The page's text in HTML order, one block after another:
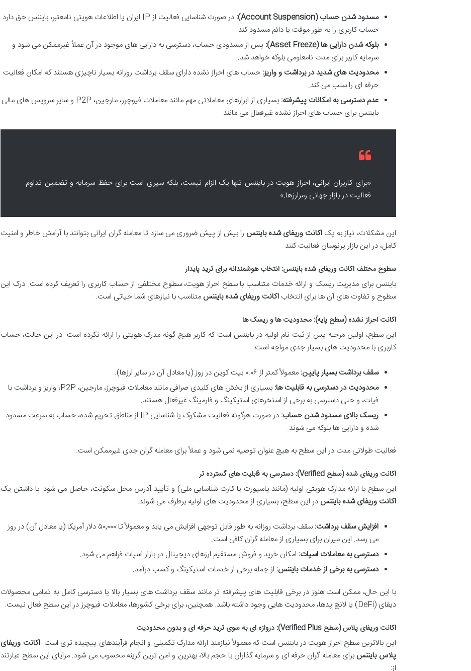
مسدود شدن حساب (Account Suspension):
در صورت شناسایی فعالیت از IP ایران یا اطلاعات هویتی نامعتبر، بایننس حق دارد
حساب کاربری را به طور موقت یا دائم مسدود کند.
بلوکه شدن دارایی ها (Asset Freeze):
پس از مسدودی حساب، دسترسی به دارایی های موجود در آن عملاً غیرممکن می شود و
سرمایه کاربر برای مدت نامعلومی بلوکه خواهد شد.
محدودیت های شدید در برداشت و واریز: حساب های احراز نشده دارای سقف برداشت روزانه بسیار ناچیزی هستند که امکان فعالیت
حرفه ای را سلب می کند.
عدم دسترسی به امکانات پیشرفته:
بسیاری از ابزارهای معاملاتی مهم مانند معاملات فیوچرز، مارجین، P2P و سایر سرویس های مالی
بایننس برای حساب های احراز نشده غیرفعال می مانند.
«برای کاربران ایرانی، احراز هویت در بایننس تنها یک الزام نیست، بلکه سپری است برای حفظ سرمایه و تضمین تداوم
فعالیت در بازار جهانی رمزارزها.»
این مشکلات، نیاز به یک اکانت وریفای شده بایننس را بیش از پیش ضروری می سازد تا معامله گران ایرانی بتوانند با آرامش خاطر و امنیت
کامل، در این بازار پرنوسان فعالیت کنند.
سطوح مختلف اکانت وریفای شده بایننس: انتخاب هوشمندانه برای ترید پایدار
بایننس برای مدیریت ریسک و ارائه خدمات متناسب با سطح احراز هویت، سطوح مختلفی از حساب کاربری را تعریف کرده است. درک این
سطوح و تفاوت های آن ها برای انتخاباکانت وریفای شده بایننس متناسب با نیازهای شما حیاتی است.
اکانت احراز نشده (سطح پایه): محدودیت ها و ریسک ها
این سطح، اولین مرحله پس از ثبت نام اولیه در بایننس است که کاربر هیچ گونه مدرک هویتی را ارائه نکرده است. در این حالت، حساب
کاربری با محدودیت های بسیار جدی مواجه است:
سقف برداشت بسیار پایین: معمولاً کمتر از ۰.۰۶ بیت کوین در روز (یا معادل آن در سایر ارزها).
محدودیت در دسترسی به قابلیت ها:
بسیاری از بخش های کلیدی صرافی مانند معاملات فیوچرز، مارجین، P2P، واریز و برداشت با
فیات، و حتی دسترسی به برخی از استخرهای استیکینگ و فارمینگ غیرفعال هستند.
ریسک بالای مسدود شدن حساب:
در صورت هرگونه فعالیت مشکوک یا شناسایی IP از مناطق تحریم شده، حساب به سرعت مسدود
شده و دارایی ها بلوکه می شوند.
فعالیت طولانی مدت در این سطح به هیچ عنوان توصیه نمی شود و عملاً برای معامله گران جدی غیرممکن است.
اکانت وریفای شده (سطح Verified): دسترسی به قابلیت های گسترده تر
این سطح با ارائه مدارک هویتی اولیه (مانند پاسپورت یا کارت شناسایی ملی) و تأیید آدرس محل سکونت، حاصل می شود. با داشتن یک
اکانت وریفای شده بایننس در این سطح، بسیاری از محدودیت های اولیه برطرف می شوند:
افزایش سقف برداشت:
سقف برداشت روزانه به طور قابل توجهی افزایش می یابد و معمولاً تا ۵۰,۰۰۰ دلار آمریکا (یا معادل آن) در روز
می رسد. این میزان برای بسیاری از معامله گران کافی است.
دسترسی به معاملات اسپات: امکان خرید و فروش مستقیم ارزهای دیجیتال در بازار اسپات فراهم می شود.
دسترسی به برخی از خدمات بایننس: از جمله برخی از خدمات استیکینگ و کسب درآمد.
با این حال، ممکن است هنوز در برخی قابلیت های پیشرفته تر مانند سقف برداشت های بسیار بالا یا دسترسی کامل به تمامی محصولات
دیفای (DeFi) یا لانچ پدها، محدودیت هایی وجود داشته باشد. همچنین، برای برخی کشورها، معاملات فیوچرز در این سطح فعال نیست.
اکانت وریفای پلاس (سطح Verified Plus): دروازه ای به سوی ترید حرفه ای و بدون محدودیت
این بالاترین سطح احراز هویت در بایننس است که معمولاً نیازمند ارائه مدارک تکمیلی و انجام فرآیندهای پیچیده تری است.اکانت وریفای
پلاس بایننس برای معامله گران حرفه ای و سرمایه گذاران با حجم بالا، بهترین و امن ترین گزینه محسوب می شود. مزایای این سطح عبارتند
از: